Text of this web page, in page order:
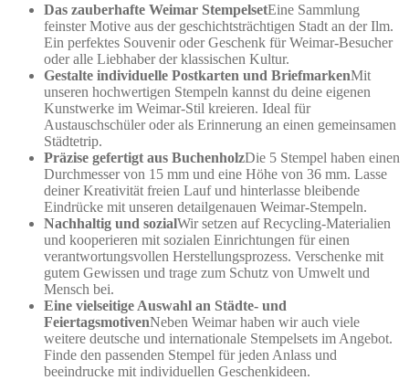
Das zauberhafte Weimar StempelsetEine Sammlung
feinster Motive aus der geschichtsträchtigen Stadt an der Ilm.
Ein perfektes Souvenir oder Geschenk für Weimar-Besucher
oder alle Liebhaber der klassischen Kultur.
Gestalte individuelle Postkarten und BriefmarkenMit
unseren hochwertigen Stempeln kannst du deine eigenen
Kunstwerke im Weimar-Stil kreieren. Ideal für
Austauschschüler oder als Erinnerung an einen gemeinsamen
Städtetrip.
Präzise gefertigt aus BuchenholzDie 5 Stempel haben einen
Durchmesser von 15 mm und eine Höhe von 36 mm. Lasse
deiner Kreativität freien Lauf und hinterlasse bleibende
Eindrücke mit unseren detailgenauen Weimar-Stempeln.
Nachhaltig und sozialWir setzen auf Recycling-Materialien
und kooperieren mit sozialen Einrichtungen für einen
verantwortungsvollen Herstellungsprozess. Verschenke mit
gutem Gewissen und trage zum Schutz von Umwelt und
Mensch bei.
Eine vielseitige Auswahl an Städte- und
FeiertagsmotivenNeben Weimar haben wir auch viele
weitere deutsche und internationale Stempelsets im Angebot.
Finde den passenden Stempel für jeden Anlass und
beeindrucke mit individuellen Geschenkideen.